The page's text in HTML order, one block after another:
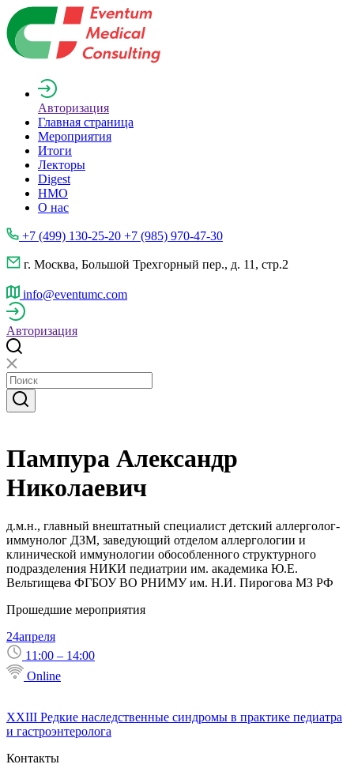
Авторизация
Главная страница
Мероприятия
Итоги
Лекторы
Digest
НМО
О нас
+7 (499) 130-25-20 +7 (985) 970-47-30
г. Москва, Большой Трехгорный пер., д. 11, стр.2
info@eventumc.com
Авторизация
Пампура Александр
Николаевич
д.м.н., главный внештатный специалист детский аллерголог-
иммунолог ДЗМ, заведующий отделом аллергологии и
клинической иммунологии обособленного структурного
подразделения НИКИ педиатрии им. академика Ю.Е.
Вельтищева ФГБОУ ВО РНИМУ им. Н.И. Пирогова МЗ РФ
Прошедшие мероприятия
24апреля
11:00 – 14:00
Online
XXIII Редкие наследственные синдромы в практике педиатра
и гастроэнтеролога
Контакты